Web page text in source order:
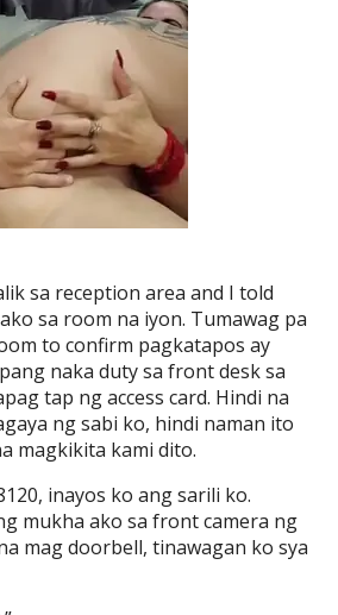
sa reception area and I told
sa room na iyon. Tumawag pa
to confirm pagkatapos ay
naka duty sa front desk sa
tap ng access card. Hindi na
ng sabi ko, hindi naman ito
magkikita kami dito.
inayos ko ang sarili ko.
mukha ako sa front camera ng
mag doorbell, tinawagan ko sya